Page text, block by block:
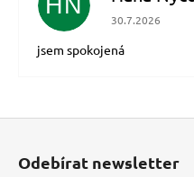
Hodnocení
30.7.2026
jsem spokojená
Odebírat newsletter